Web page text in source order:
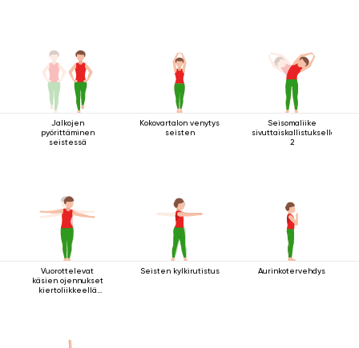
Jalkojen
pyörittäminen
seistessä
Kokovartalon venytys
seisten
Seisomaliike
sivuttaiskallistuksella
2
Vuorottelevat
käsien ojennukset
kiertoliikkeellä
Seisten kylkirutistus Aurinkotervehdys